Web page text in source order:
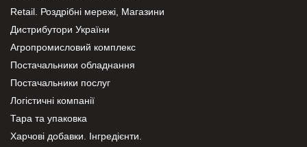
Retail. Роздрібні мережі, Магазини
Дистрибутори України
Агропромисловий комплекс
Постачальники обладнання
Постачальники послуг
Логістичні компанії
Тара та упаковка
Харчові добавки. Інгредієнти.